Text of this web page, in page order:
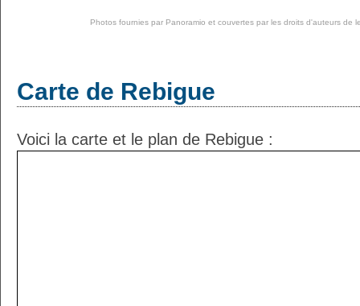
Photos fournies par Panoramio et couvertes par les droits d'auteurs de
Carte de Rebigue
Voici la carte et le plan de Rebigue :